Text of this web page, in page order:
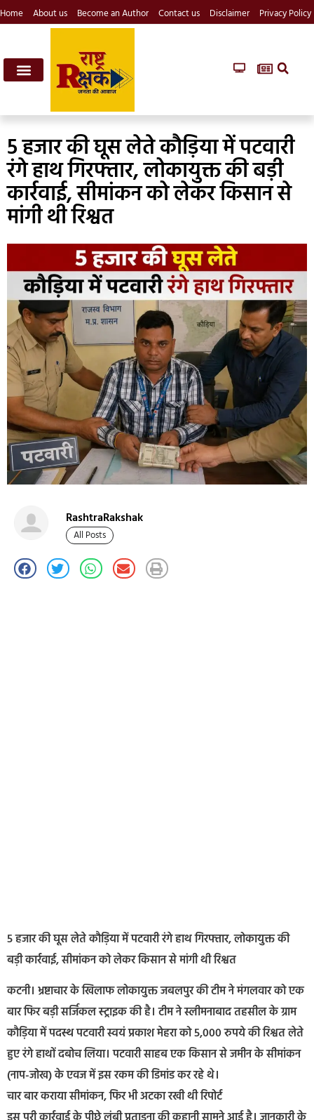
Home About us Become an Author Contact us Disclaimer Privacy Policy
5 हजार की घूस लेते कौड़िया में पटवारी
रंगे हाथ गिरफ्तार, लोकायुक्त की बड़ी
कार्रवाई, सीमांकन को लेकर किसान से
मांगी थी रिश्वत
RashtraRakshak
All Posts
5 हजार की घूस लेते कौड़िया में पटवारी रंगे हाथ गिरफ्तार, लोकायुक्त की
बड़ी कार्रवाई, सीमांकन को लेकर किसान से मांगी थी रिश्वत
कटनी। भ्रष्टाचार के खिलाफ लोकायुक्त जबलपुर की टीम ने मंगलवार को एक
बार फिर बड़ी सर्जिकल स्ट्राइक की है। टीम ने स्लीमनाबाद तहसील के ग्राम
कौड़िया में पदस्थ पटवारी स्वयं प्रकाश मेहरा को 5,000 रुपये की रिश्वत लेते
हुए रंगे हाथों दबोच लिया। पटवारी साहब एक किसान से जमीन के सीमांकन
(नाप-जोख) के एवज में इस रकम की डिमांड कर रहे थे।
चार बार कराया सीमांकन, फिर भी अटका रखी थी रिपोर्ट